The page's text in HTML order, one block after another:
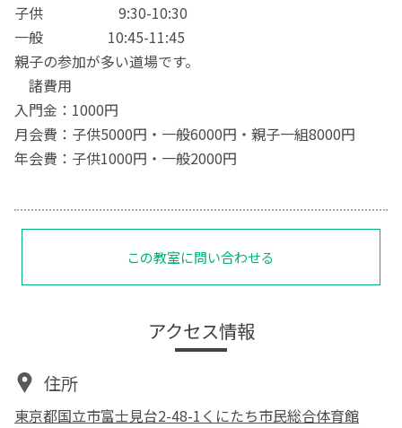
子供 9:30-10:30
一般 10:45-11:45
親子の参加が多い道場です。
諸費用
入門金：1000円
月会費：子供5000円・一般6000円・親子一組8000円
年会費：子供1000円・一般2000円
この教室に問い合わせる
アクセス情報
住所
東京都国立市富士見台2-48-1くにたち市民総合体育館